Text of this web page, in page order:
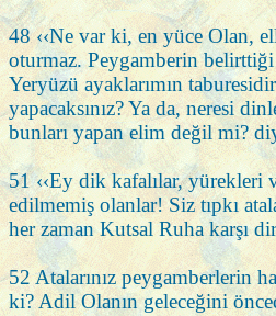
48 ‹‹Ne var ki, en yüce Olan,
oturmaz. Peygamberin
Yeryüzü ayaklarımın
yapacaksınız? Ya da, neresi
bunları yapan elim değil mi?
51 ‹‹Ey dik kafalılar, yürekleri
edilmemiş olanlar! Siz tıpkı
her zaman Kutsal Ruha karşı
52 Atalarınız peygamberlerin
ki? Adil Olanın geleceğini